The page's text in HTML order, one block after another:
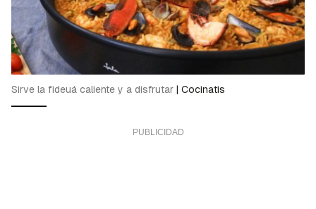
Sirve la fideuá caliente y a disfrutar | Cocinatis